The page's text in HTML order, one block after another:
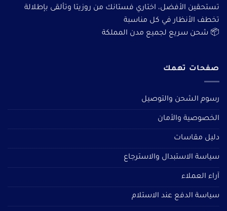
تستحقين الأفضل، اختاري فستانك من روزيتا وتألقى بإطلالة
تخطف الأنظار في كل مناسبة
📦 شحن سريع لجميع مدن المملكة
صفحات تهمك
رسوم الشحن والتوصيل
الخصوصية والأمان
دليل مقاسات
سياسة الاستبدال والاسترجاع
آراء العملاء
سياسة الدفع عند الاستلام